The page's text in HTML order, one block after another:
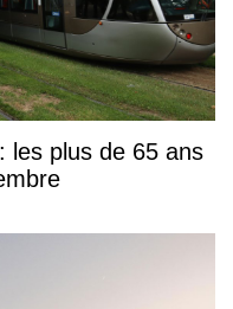
les plus de 65 ans